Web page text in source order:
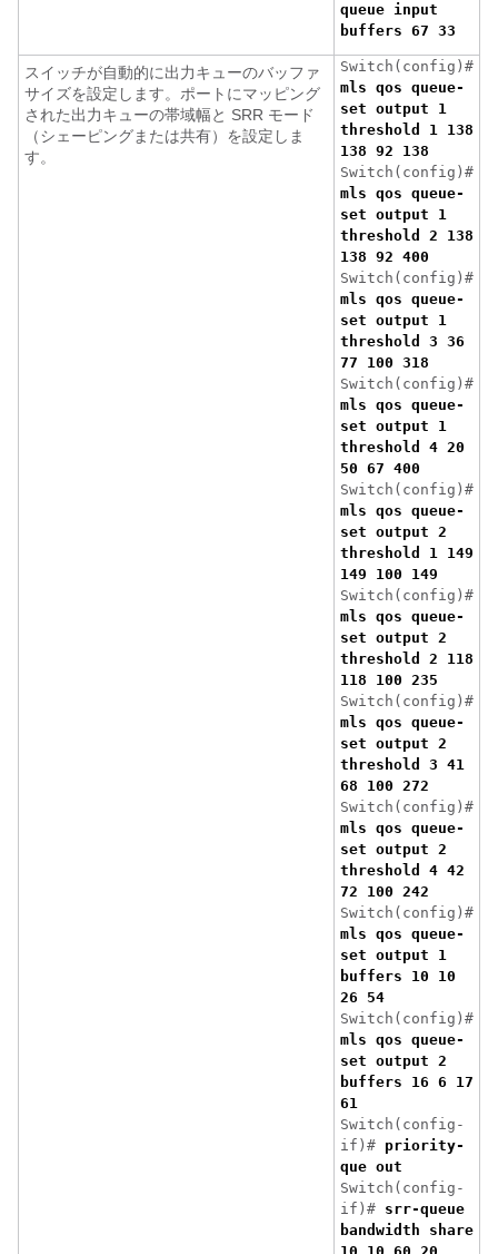
queue input
buffers 67 33
スイッチが自動的に出力キューのバッファ
サイズを設定します。ポートにマッピング
された出力キューの帯域幅と SRR モード
（シェーピングまたは共有）を設定しま
す。
Switch(config)#
mls qos queue-
set output 1
threshold 1 138
138 92 138
Switch(config)#
mls qos queue-
set output 1
threshold 2 138
138 92 400
Switch(config)#
mls qos queue-
set output 1
threshold 3 36
77 100 318
Switch(config)#
mls qos queue-
set output 1
threshold 4 20
50 67 400
Switch(config)#
mls qos queue-
set output 2
threshold 1 149
149 100 149
Switch(config)#
mls qos queue-
set output 2
threshold 2 118
118 100 235
Switch(config)#
mls qos queue-
set output 2
threshold 3 41
68 100 272
Switch(config)#
mls qos queue-
set output 2
threshold 4 42
72 100 242
Switch(config)#
mls qos queue-
set output 1
buffers 10 10
26 54
Switch(config)#
mls qos queue-
set output 2
buffers 16 6 17
61
Switch(config-
if)# priority-
que out
Switch(config-
if)# srr-queue
bandwidth share